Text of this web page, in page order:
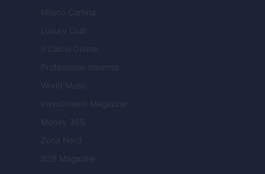
Milano Cortina
Luxury Club
Il Calcio Online
Professione mamma
World Music
Investimenti Magazine
Money 365
Zona Nerd
B2B Magazine